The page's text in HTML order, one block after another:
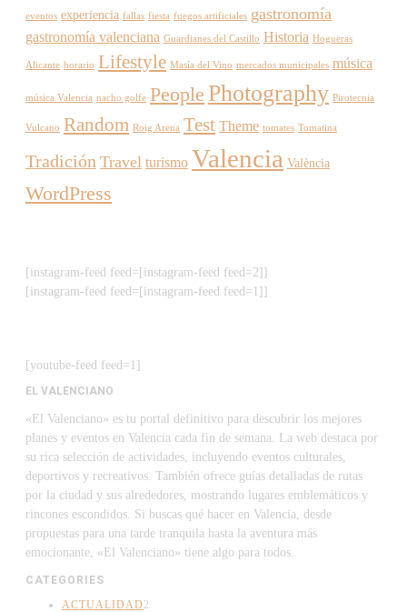
eventos experiencia fallas fiesta fuegos artificiales gastronomía
gastronomía valenciana Guardianes del Castillo Historia Hogueras
Alicante horario Lifestyle Masía del Vino mercados municipales música
música Valencia nacho golfe People Photography Pirotecnia
Vulcano Random Roig Arena Test Theme tomates Tomatina
Tradición Travel turismo Valencia València
WordPress
[instagram-feed feed=[instagram-feed feed=2]]
[instagram-feed feed=[instagram-feed feed=1]]
[youtube-feed feed=1]
EL VALENCIANO
«El Valenciano» es tu portal definitivo para descubrir los mejores
planes y eventos en Valencia cada fin de semana. La web destaca por
su rica selección de actividades, incluyendo eventos culturales,
deportivos y recreativos. También ofrece guías detalladas de rutas
por la ciudad y sus alrededores, mostrando lugares emblemáticos y
rincones escondidos. Si buscas qué hacer en Valencia, desde
propuestas para una tarde tranquila hasta la aventura más
emocionante, «El Valenciano» tiene algo para todos.
CATEGORIES
ACTUALIDAD 2